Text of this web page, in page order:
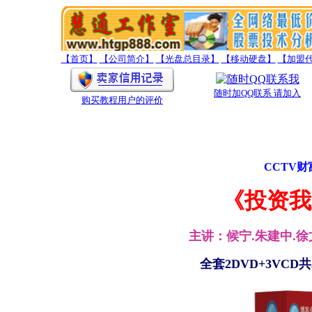
【首页】 【公司简介】 【光盘总目录】 【移动硬盘】 【加盟
购买教程用户的评价
随时加QQ联系 请加入
CCTV财
《投资
主讲：候宁.朱建中.
全套2DVD+3VCD